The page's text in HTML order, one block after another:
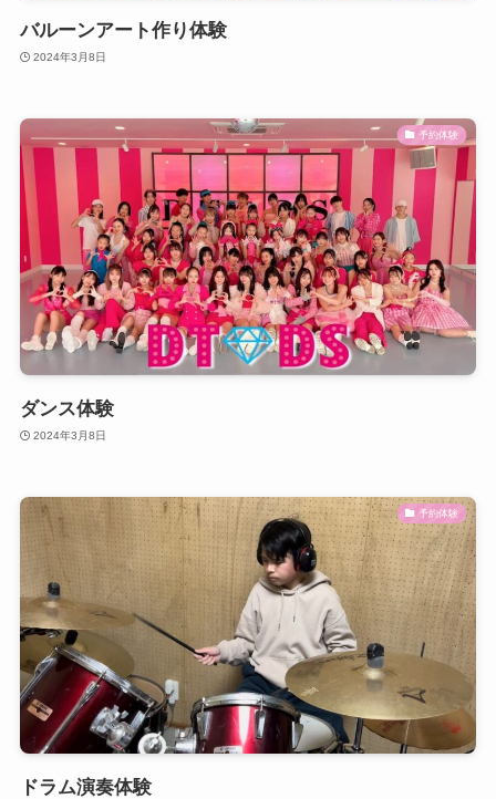
バルーンアート作り体験
2024年3月8日
予約体験
ダンス体験
2024年3月8日
予約体験
ドラム演奏体験